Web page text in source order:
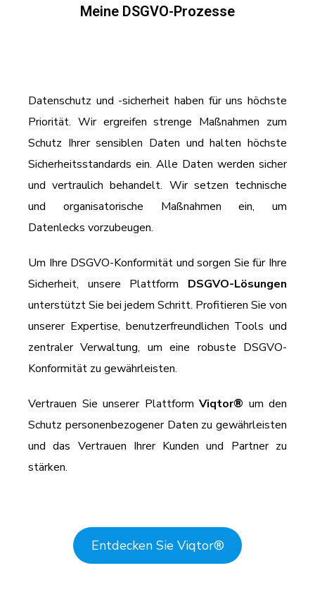
Meine DSGVO-Prozesse
Datenschutz und -sicherheit haben für uns höchste
Priorität. Wir ergreifen strenge Maßnahmen zum
Schutz Ihrer sensiblen Daten und halten höchste
Sicherheitsstandards ein. Alle Daten werden sicher
und vertraulich behandelt. Wir setzen technische
und organisatorische Maßnahmen ein, um
Datenlecks vorzubeugen.
Um Ihre DSGVO-Konformität und sorgen Sie für Ihre
Sicherheit, unsere Plattform DSGVO-Lösungen
unterstützt Sie bei jedem Schritt. Profitieren Sie von
unserer Expertise, benutzerfreundlichen Tools und
zentraler Verwaltung, um eine robuste DSGVO-
Konformität zu gewährleisten.
Vertrauen Sie unserer Plattform Viqtor® um den
Schutz personenbezogener Daten zu gewährleisten
und das Vertrauen Ihrer Kunden und Partner zu
stärken.
Entdecken Sie Viqtor®